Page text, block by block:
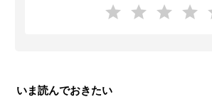
いま読んでおきたい